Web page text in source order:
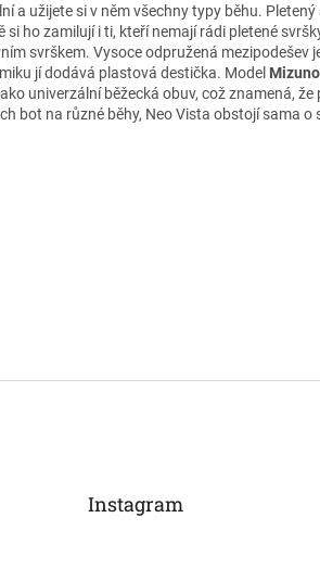
a užijete si v něm všechny typy běhu. Pletený
ho zamilují i ti, kteří nemají rádi pletené
svrškem. Vysoce odpružená mezipodešev
jí dodává plastová destička. Model
univerzální běžecká obuv, což znamená, že
bot na různé běhy, Neo Vista obstojí sama o
Instagram